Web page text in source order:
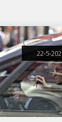
22-5-